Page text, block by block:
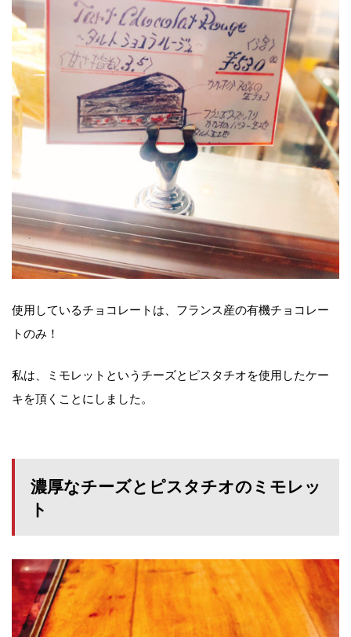
使用しているチョコレートは、フランス産の有機チョコレー
トのみ！
私は、ミモレットというチーズとピスタチオを使用したケー
キを頂くことにしました。
濃厚なチーズとピスタチオのミモレッ
ト